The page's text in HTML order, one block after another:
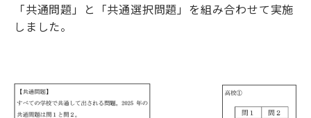
「共通問題」と「共通選択問題」を組み合わせて実施
しました。